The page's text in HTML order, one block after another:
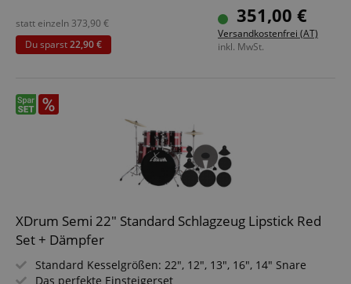
PLUS Dämpferset
351,00 €
Versandkostenfrei (AT)
inkl. MwSt.
statt einzeln 373,90 €
Du sparst22,90 €
XDrum Semi 22" Standard Schlagzeug Lipstick Red
Set + Dämpfer
Standard Kesselgrößen: 22", 12", 13", 16", 14" Snare
Das perfekte Einsteigerset